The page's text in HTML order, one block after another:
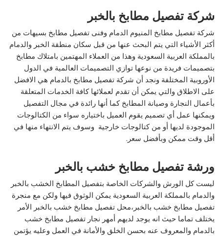
شركة تفصيل مطابخ بالخبر
شركة تفصيل مطابخ المنيوم الدمام وفنى تفصيل مطابخ بسيهات من
أكثر الأشياء التي يتم البحث عنها من قبل سكان منطقة الخبر والدمام
بالمملكة العربية السعودية وهذا من العملاء المهتمين بامتلاك مطابخ
بتصميمات فريدة من نوعها توازي التصميمات العالمية في الدول
الأوروبية المختلفة ونجد أن شركة تفصيل مطابخ بالدمام هي الافضل
على الاطلاق والتي يمكن أن تقدم لعملائها كافة الخدمات المتعلقة
بأعمال النجارة وصيانة المطابخ كما أنها رائدة في مجال التفصيل
ويمكنها عمل أي تصميم يقوم العميل باختياره سواء من الكتالوجات
الموجودة لديها أو من كتالوجات خارجية وسوف يتم الانتهاء منها في
أقل وقت ممكن وبأفضل سعر.
ورشة تفصيل مطابخ خشب بالخبر
ليست كل الورش والشركات الخاصة بتفصيل المطابخ الخشب بالخبر
والدمام بالمملكة العربية السعودية يمكن الوثوق فيها ولكن مع منجرة
تفصيل مطابخ خشب بالخبر،محل تفصيل مطابخ خشب بالخبر الأمر
يختلف تماما حيث انه يوجد لديهم أمهر نجار تفصيل مطابخ خشب
بالدمام والمعروف عنه بحسن الخلق والأمانة في العمل وعليه يؤتمن